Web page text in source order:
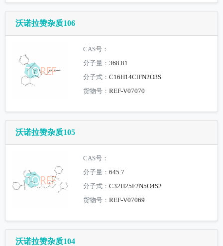
沃诺拉赞杂质106
CAS号：
分子量：368.81
分子式：C16H14ClFN2O3S
货物号：REF-V07070
沃诺拉赞杂质105
CAS号：
分子量：645.7
分子式：C32H25F2N5O4S2
货物号：REF-V07069
沃诺拉赞杂质104